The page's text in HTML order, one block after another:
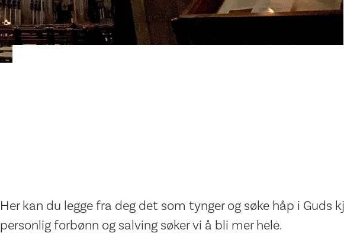
Her kan du legge fra deg det som tynger og søke håp i Guds
personlig forbønn og salving søker vi å bli mer hele.